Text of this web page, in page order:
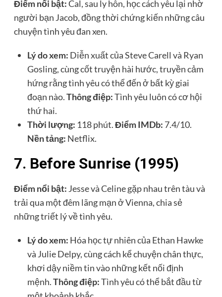
Điểm nổi bật:Cal, sau ly hôn, học cách yêu lại nhờ
người bạn Jacob, đồng thời chứng kiến những câu
chuyện tình yêu đan xen.
Lý do xem: Diễn xuất của Steve Carell và Ryan
Gosling, cùng cốt truyện hài hước, truyền cảm
hứng rằng tình yêu có thể đến ở bất kỳ giai
đoạn nào.Thông điệp:Tình yêu luôn có cơ hội
thứ hai.
Thời lượng: 118 phút.Điểm IMDb: 7.4/10.
Nền tảng: Netflix.
7. Before Sunrise (1995)
Điểm nổi bật: Jesse và Celine gặp nhau trên tàu và
trải qua một đêm lãng mạn ở Vienna, chia sẻ
những triết lý về tình yêu.
Lý do xem: Hóa học tự nhiên của Ethan Hawke
và Julie Delpy, cùng cách kể chuyện chân thực,
khơi dậy niềm tin vào những kết nối định
mệnh.Thông điệp:Tình yêu có thể bắt đầu từ